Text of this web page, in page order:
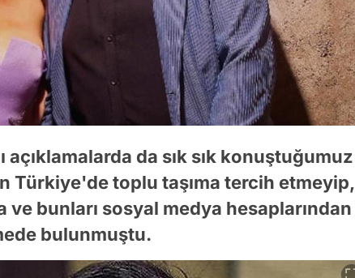
açıklamalarda da sık sık konuştuğumuz
Türkiye'de toplu taşıma tercih etmeyip,
ve bunları sosyal medya hesaplarından
bulunmuştu.